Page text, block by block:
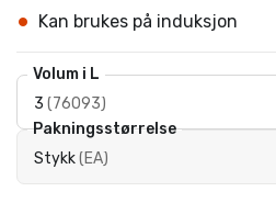
Kan brukes på induksjon
Volum i L
3 (76093)
Pakningsstørrelse
Stykk(EA)